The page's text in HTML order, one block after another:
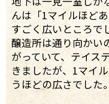
んは「1マイルほど
すごく広いところで
醸造所は通り向かい
がっていて、テイス
きましたが、1マイ
うほどの広さでした。